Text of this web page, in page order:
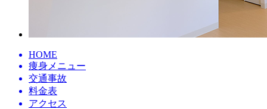
HOME
痩身メニュー
交通事故
料金表
アクセス